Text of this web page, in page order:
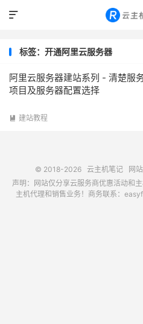

标签：开通阿里云服务器
阿里云服务器建站系列 - 清楚服
项目及服务器配置选择
 建站教程
© 2018-2026 云主机笔记 网
声明：网站仅分享云服务商优惠活动和
主机代理和销售业务！商务联系：